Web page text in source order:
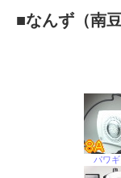
■なんず（南